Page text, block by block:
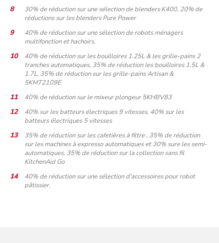
30% de réduction sur une sélection de blenders K400, 20% de
réductions sur les blenders Pure Power
40% de réduction sur une sélection de robots ménagers
multifonction et hachoirs.
40% de réduction sur les bouilloires 1.25L & les grille-pains 2
tranches automatiques, 35% de réduction les bouilloires 1.5L &
1.7L, 35% de réduction sur les grille-pains Artisan &
5KMT2109E
40% de réduction sur le mixeur plongeur 5KHBV83
40% sur les batteurs électriques 9 vitesses, 40% sur les
batteurs électriques 5 vitesses
35% de réduction sur les cafetières à filtre , 35% de réduction
sur les machines à expresso automatiques et 30% sure les semi-
automatiques, 35% de réduction sur la collection sans fil
KitchenAid Go
40% de réduction sur une sélection d'accessoires pour robot
pâtissier.